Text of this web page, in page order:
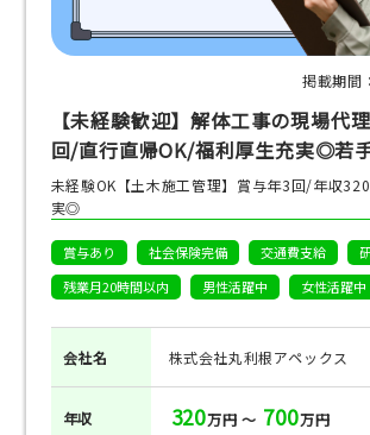
掲載期
【未経験歓迎】解体工事の現場代
回/直行直帰OK/福利厚生充実◎若
未経験OK【土木施工管理】賞与年3回/年収
実◎
賞与あり 社会保険完備 交通費支給
残業月20時間以内
男性活躍中 女性活躍中
会社名 株式会社丸利根アペックス
年収 320万円 ～ 700万円